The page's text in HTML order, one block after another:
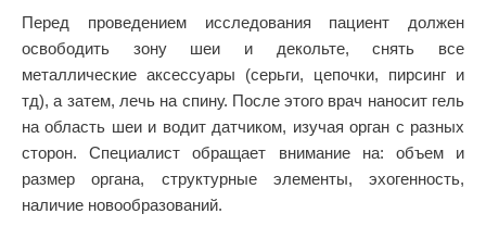
Перед проведением исследования пациент должен
освободить зону шеи и декольте, снять все
металлические аксессуары (серьги, цепочки, пирсинг и
тд), а затем, лечь на спину. После этого врач наносит гель
на область шеи и водит датчиком, изучая орган с разных
сторон. Специалист обращает внимание на: объем и
размер органа, структурные элементы, эхогенность,
наличие новообразований.